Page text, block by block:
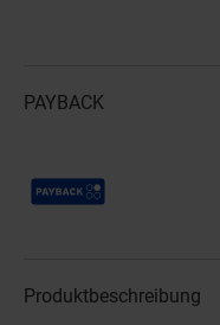
PAYBACK
Payback Punkte
Produktbeschreibung